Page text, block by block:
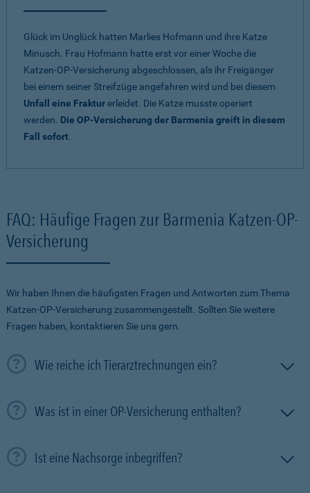
Glück im Unglück hatten Marlies Hofmann und ihre Katze
Minusch. Frau Hofmann hatte erst vor einer Woche die
Katzen-OP-Versicherung abgeschlossen, als ihr Freigänger
bei einem seiner Streifzüge angefahren wird und bei diesem
Unfall eine Frakturerleidet. Die Katze musste operiert
werden. Die OP-Versicherung der Barmenia greift in diesem
Fall sofort.
FAQ: Häufige Fragen zur Barmenia Katzen-OP-
Versicherung
Wir haben Ihnen die häufigsten Fragen und Antworten zum Thema
Katzen-OP-Versicherung zusammengestellt. Sollten Sie weitere
Fragen haben, kontaktieren Sie uns gern.
Wie reiche ich Tierarztrechnungen ein?
Was ist in einer OP-Versicherung enthalten?
Ist eine Nachsorge inbegriffen?